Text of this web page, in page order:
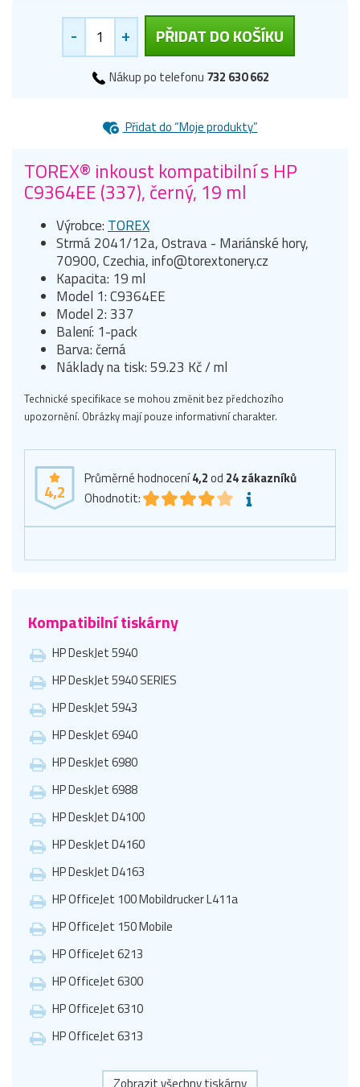
- + PŘIDAT DO KOŠÍKU
Nákup po telefonu 732 630 662
Přidat do “Moje produkty”
TOREX® inkoust kompatibilní s HP
C9364EE (337), černý, 19 ml
Výrobce:TOREX
Strmá 2041/12a, Ostrava - Mariánské hory,
70900, Czechia, info@torextonery.cz
Kapacita: 19 ml
Model 1: C9364EE
Model 2: 337
Balení: 1-pack
Barva: černá
Náklady na tisk: 59.23 Kč / ml
Technické specifikace se mohou změnit bez předchozího
upozornění. Obrázky mají pouze informativní charakter.
4,2
Průměrné hodnocení4,2od 24zákazníků
Ohodnotit:
Kompatibilní tiskárny
HP DeskJet 5940
HP DeskJet 5940 SERIES
HP DeskJet 5943
HP DeskJet 6940
HP DeskJet 6980
HP DeskJet 6988
HP DeskJet D4100
HP DeskJet D4160
HP DeskJet D4163
HP OfficeJet 100 Mobildrucker L411a
HP OfficeJet 150 Mobile
HP OfficeJet 6213
HP OfficeJet 6300
HP OfficeJet 6310
HP OfficeJet 6313